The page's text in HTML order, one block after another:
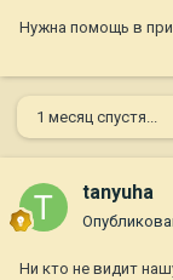
Нужна помощь в
1 месяц спустя...
tanyuha
Ни кто не видит